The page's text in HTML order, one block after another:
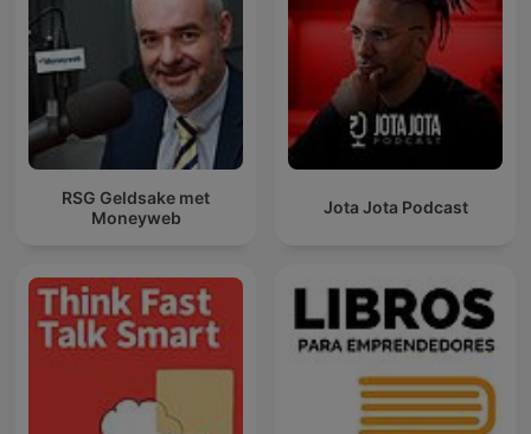
RSG Geldsake met
Moneyweb
Jota Jota Podcast